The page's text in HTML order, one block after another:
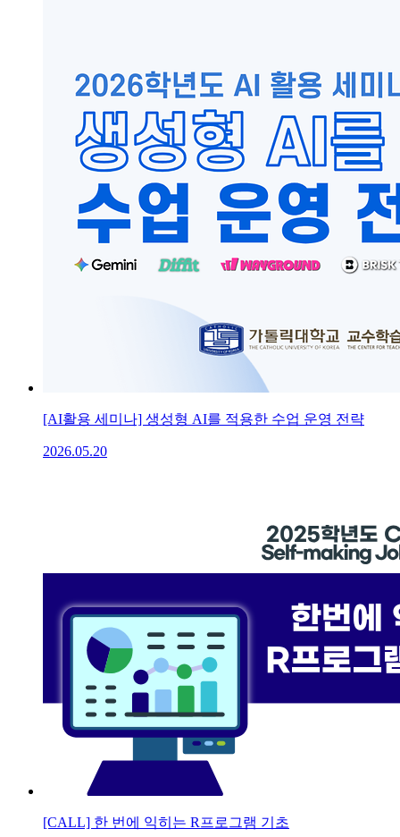
[AI활용 세미나] 생성형 AI를 적용한 수업 운영 전략
2026.05.20
[CALL] 한 번에 익히는 R프로그램 기초